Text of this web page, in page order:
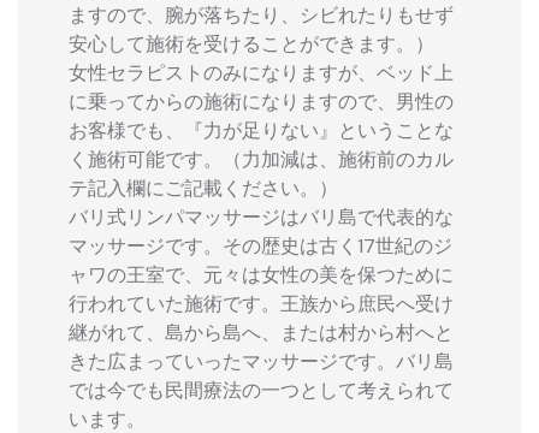
ますので、腕が落ちたり、シビれたりもせず
安心して施術を受けることができます。）
女性セラピストのみになりますが、ベッド上
に乗ってからの施術になりますので、男性の
お客様でも、『力が足りない』ということな
く施術可能です。（力加減は、施術前のカル
テ記入欄にご記載ください。）
バリ式リンパマッサージはバリ島で代表的な
マッサージです。その歴史は古く17世紀のジ
ャワの王室で、元々は女性の美を保つために
行われていた施術です。王族から庶民へ受け
継がれて、島から島へ、または村から村へと
きた広まっていったマッサージです。バリ島
では今でも民間療法の一つとして考えられて
います。